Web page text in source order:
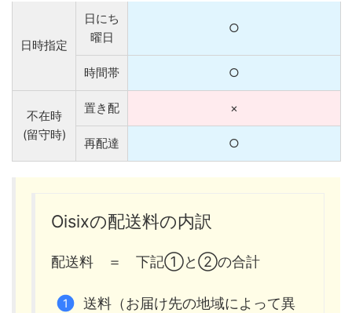
日時指定
日にち
曜日
○
時間帯 ○
不在時
(留守時)
置き配 ×
再配達 ○
Oisixの配送料の内訳
配送料 ＝ 下記①と②の合計
送料（お届け先の地域によって異